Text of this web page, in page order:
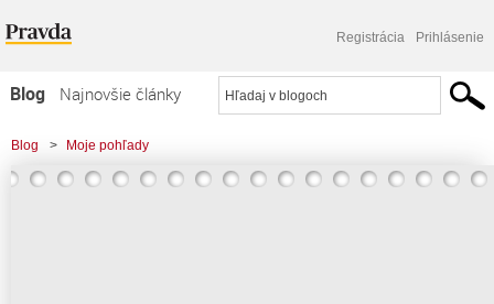
Registrácia Prihlásenie
Blog
Najnovšie články
Najčítanejšie články
Najkomentovanejšie články
Blog > Moje pohľady
> Čo nám to len v Novinách JOJ-ky v sobotu natárali! Spapkáme im to aj s